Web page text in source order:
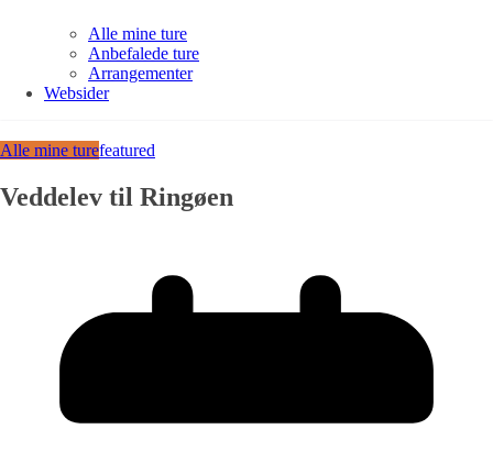
Alle mine ture
Anbefalede ture
Arrangementer
Websider
Alle mine turefeatured
Veddelev til Ringøen